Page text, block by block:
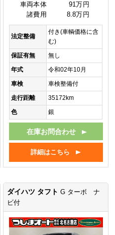
車両本体
91万円
諸費用
8.8万円
法定整備
付き(車輌価格に含
む)
保証有無
無し
年式
令和02年10月
車検
車検整備付
走行距離
35172km
色
銀
在庫お問合わせ
詳細はこちら
ダイハツ タフトG ターボ ナ
ビ付